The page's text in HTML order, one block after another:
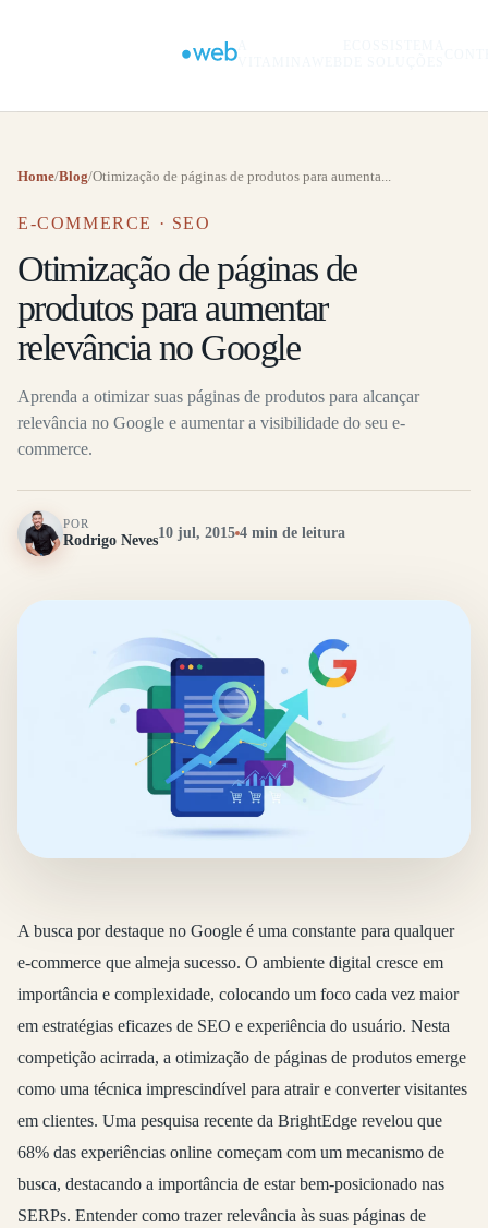
Home/Blog/Otimização de páginas de produtos para aumenta...
E-COMMERCE · SEO
Otimização de páginas de
produtos para aumentar
relevância no Google
Aprenda a otimizar suas páginas de produtos para alcançar
relevância no Google e aumentar a visibilidade do seu e-
commerce.
POR
Rodrigo Neves10 jul, 2015 4 min de leitura
A busca por destaque no Google é uma constante para qualquer
e-commerce que almeja sucesso. O ambiente digital cresce em
importância e complexidade, colocando um foco cada vez maior
em estratégias eficazes de SEO e experiência do usuário. Nesta
competição acirrada, a otimização de páginas de produtos emerge
como uma técnica imprescindível para atrair e converter visitantes
em clientes. Uma pesquisa recente da BrightEdge revelou que
68% das experiências online começam com um mecanismo de
busca, destacando a importância de estar bem-posicionado nas
SERPs. Entender como trazer relevância às suas páginas de